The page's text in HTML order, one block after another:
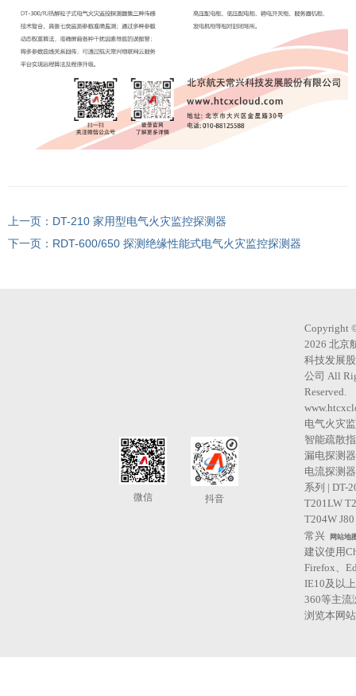
DT-210 家用型电气火灾监控探测器
RDT-600/650 探测绝缘性能式电气火灾监控探测器
微信 抖音
Copyright
2026 北京
科技发展
公司 All
Reserved.
电气火灾
智能疏散
漏电探测
电流探测
系列 | DT-
T201LW
T204W
常兴
网站地
建议使用
Firefox、
IE10及以
360等主流
浏览本网站